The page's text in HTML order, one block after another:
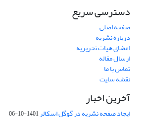
دسترسی سریع
صفحه اصلی
درباره نشریه
اعضای هیات تحریریه
ارسال مقاله
تماس با ما
نقشه سایت
آخرین اخبار
ایجاد صفحه نشریه در گوگل اسکالر1401-10-06